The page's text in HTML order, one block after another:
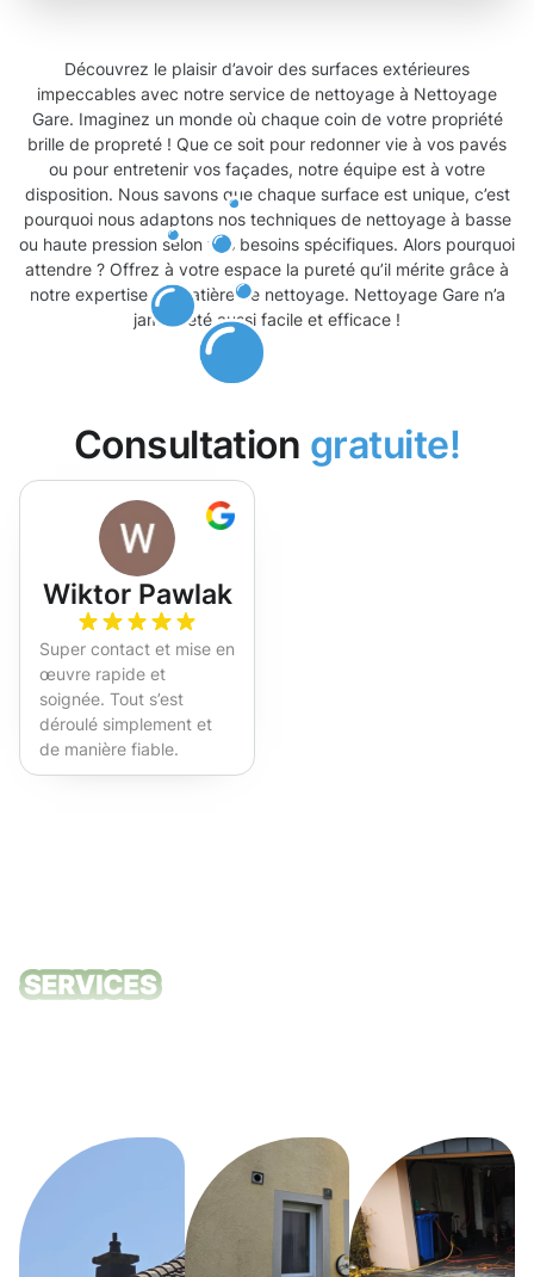
Découvrez le plaisir d’avoir des surfaces extérieures
impeccables avec notre service de nettoyage à Nettoyage
Gare. Imaginez un monde où chaque coin de votre propriété
brille de propreté ! Que ce soit pour redonner vie à vos pavés
ou pour entretenir vos façades, notre équipe est à votre
disposition. Nous savons que chaque surface est unique, c’est
pourquoi nous adaptons nos techniques de nettoyage à basse
ou haute pression selon vos besoins spécifiques. Alors pourquoi
attendre ? Offrez à votre espace la pureté qu’il mérite grâce à
notre expertise en matière de nettoyage. Nettoyage Gare n’a
jamais été aussi facile et efficace !
Consultation gratuite!
Wiktor Pawlak
Super contact et mise en
œuvre rapide et
soignée. Tout s’est
déroulé simplement et
de manière fiable.
Fortement recommandé !